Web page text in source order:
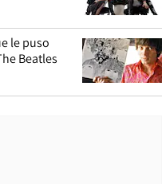
le puso
Beatles